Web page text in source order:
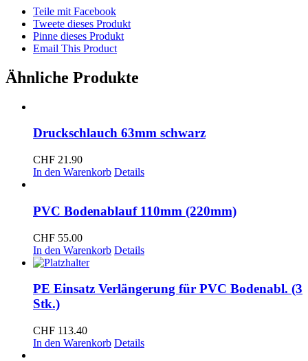
MengeTeile mit Facebook
Tweete dieses Produkt
Pinne dieses Produkt
Email This Product
Ähnliche Produkte
Druckschlauch 63mm schwarz
CHF 21.90
In den Warenkorb Details
PVC Bodenablauf 110mm (220mm)
CHF 55.00
In den Warenkorb Details
PE Einsatz Verlängerung für PVC Bodenabl. (3
Stk.)
CHF 113.40
In den Warenkorb Details